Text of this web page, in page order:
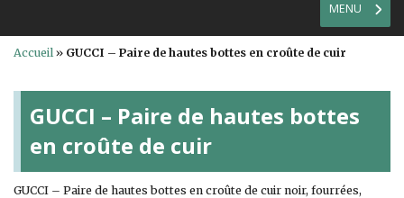
MENU
Accueil» GUCCI – Paire de hautes bottes en croûte de cuir
GUCCI – Paire de hautes bottes
en croûte de cuir
GUCCI – Paire de hautes bottes en croûte de cuir noir, fourrées,